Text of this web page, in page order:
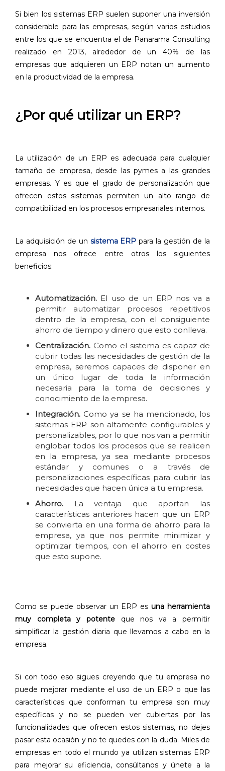
Si bien los sistemas ERP suelen suponer una inversión
considerable para las empresas, según varios estudios
entre los que se encuentra el de Panarama Consulting
realizado en 2013, alrededor de un 40% de las
empresas que adquieren un ERP notan un aumento
en la productividad de la empresa.
¿Por qué utilizar un ERP?
La utilización de un ERP es adecuada para cualquier
tamaño de empresa, desde las pymes a las grandes
empresas. Y es que el grado de personalización que
ofrecen estos sistemas permiten un alto rango de
compatibilidad en los procesos empresariales internos.
La adquisición de un sistema ERP para la gestión de la
empresa nos ofrece entre otros los siguientes
beneficios:
Automatización. El uso de un ERP nos va a
permitir automatizar procesos repetitivos
dentro de la empresa, con el consiguiente
ahorro de tiempo y dinero que esto conlleva.
Centralización. Como el sistema es capaz de
cubrir todas las necesidades de gestión de la
empresa, seremos capaces de disponer en
un único lugar de toda la información
necesaria para la toma de decisiones y
conocimiento de la empresa.
Integración. Como ya se ha mencionado, los
sistemas ERP son altamente configurables y
personalizables, por lo que nos van a permitir
englobar todos los procesos que se realicen
en la empresa, ya sea mediante procesos
estándar y comunes o a través de
personalizaciones específicas para cubrir las
necesidades que hacen única a tu empresa.
Ahorro. La ventaja que aportan las
características anteriores hacen que un ERP
se convierta en una forma de ahorro para la
empresa, ya que nos permite minimizar y
optimizar tiempos, con el ahorro en costes
que esto supone.
Como se puede observar un ERP esuna herramienta
muy completa y potenteque nos va a permitir
simplificar la gestión diaria que llevamos a cabo en la
empresa.
Si con todo eso sigues creyendo que tu empresa no
puede mejorar mediante el uso de un ERP o que las
características que conforman tu empresa son muy
específicas y no se pueden ver cubiertas por las
funcionalidades que ofrecen estos sistemas, no dejes
pasar esta ocasión y no te quedes con la duda. Miles de
empresas en todo el mundo ya utilizan sistemas ERP
para mejorar su eficiencia, consúltanos y únete a la